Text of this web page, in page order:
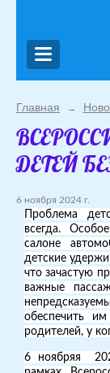
Главная →
ДЕТЕЙ
6 ноября 2024 г.
Проблема
всегда.
салоне
детские
что зачастую
важные
обеспечить
родителей, у
6 ноябряя